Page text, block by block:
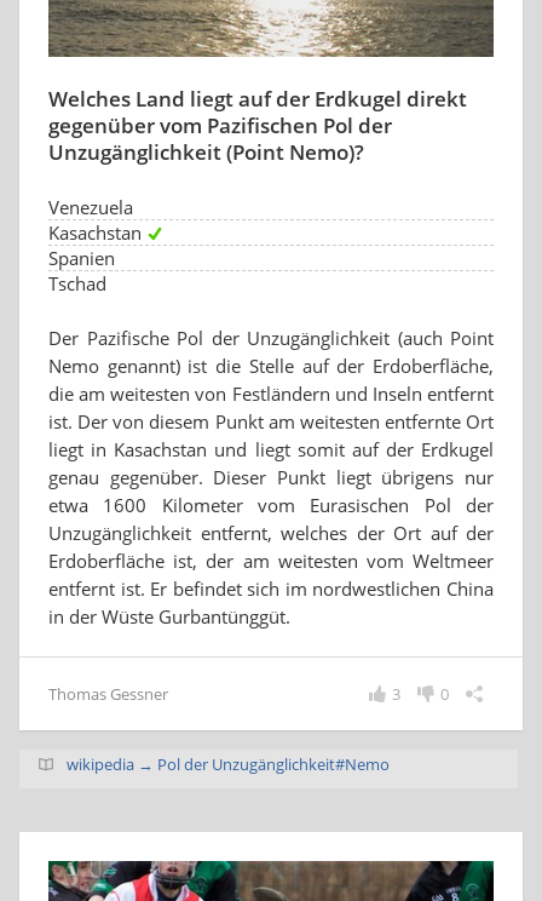
Welches Land liegt auf der Erdkugel direkt
gegenüber vom Pazifischen Pol der
Unzugänglichkeit (Point Nemo)?
Venezuela
Kasachstan
Spanien
Tschad
Der Pazifische Pol der Unzugänglichkeit (auch Point
Nemo genannt) ist die Stelle auf der Erdoberfläche,
die am weitesten von Festländern und Inseln entfernt
ist. Der von diesem Punkt am weitesten entfernte Ort
liegt in Kasachstan und liegt somit auf der Erdkugel
genau gegenüber. Dieser Punkt liegt übrigens nur
etwa 1600 Kilometer vom Eurasischen Pol der
Unzugänglichkeit entfernt, welches der Ort auf der
Erdoberfläche ist, der am weitesten vom Weltmeer
entfernt ist. Er befindet sich im nordwestlichen China
in der Wüste Gurbantünggüt.
Thomas Gessner 0
3
wikipedia → Pol der Unzugänglichkeit#Nemo